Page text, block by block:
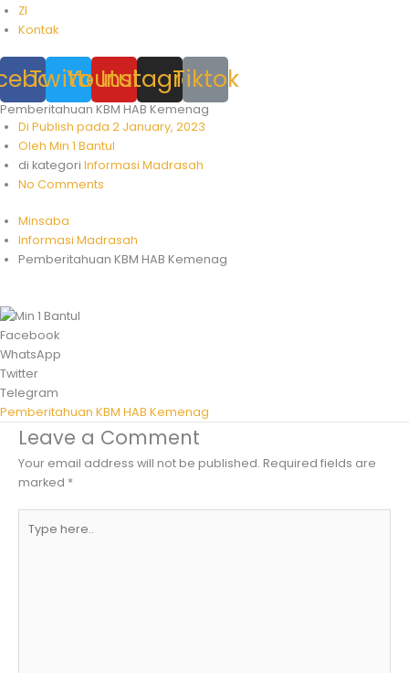
ZI
Kontak
TwitterYoutube
Instagram
Tiktok
Pemberitahuan KBM HAB Kemenag
Di Publish pada 2 January, 2023
Oleh Min 1 Bantul
di kategori Informasi Madrasah
No Comments
Minsaba
Informasi Madrasah
Pemberitahuan KBM HAB Kemenag
Facebook
WhatsApp
Twitter
Telegram
Pemberitahuan KBM HAB Kemenag
Leave a Comment
Your email address will not be published. Required fields are
marked *
here..